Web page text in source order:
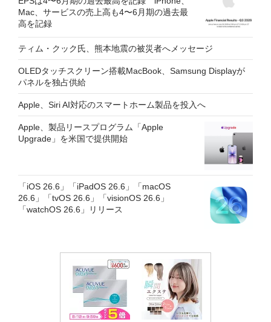
Mac、サービスの売上高も4〜6月期の過去最
高を記録
ティム・クック氏、熊本地震の被災者へメッセージ
OLEDタッチスクリーン搭載MacBook、Samsung Displayが
パネルを独占供給
Apple、Siri AI対応のスマートホーム製品を投入へ
Apple、製品リースプログラム「Apple
Upgrade」を米国で提供開始
「iOS 26.6」「iPadOS 26.6」「macOS
26.6」「tvOS 26.6」「visionOS 26.6」
「watchOS 26.6」リリース